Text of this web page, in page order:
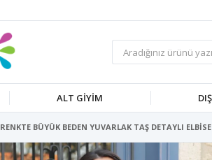
ALT GİYİM
RENKTE BÜYÜK BEDEN YUVARLAK TAŞ DETAYLI ELBİSE